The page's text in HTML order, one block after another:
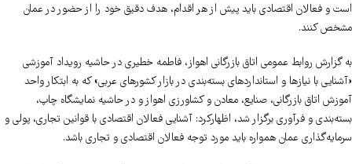
است و فعالان اقتصادی باید پیش از هر اقدام، هدف دقیق خود را از حضور در عمان
مشخص کنند.
به گزارش روابط عمومی اتاق بازرگانی اهواز، فاطمه خطیری در حاشیه رویداد آموزشی
«آشنایی با نیازها و استانداردهای بسته‌بندی در بازار کشورهای عربی» که به ابتکار واحد
آموزش اتاق بازرگانی، صنایع، معادن و کشاورزی اهواز و در حاشیه نمایشگاه چاپ،
بسته‌بندی و فرآوری برگزار شد، اظهارکرد: آشنایی فعالان اقتصادی با قوانین تجاری، پولی و
سرمایه‌گذاری عمان همواره باید مورد توجه فعالان اقتصادی و تجاری باشد.